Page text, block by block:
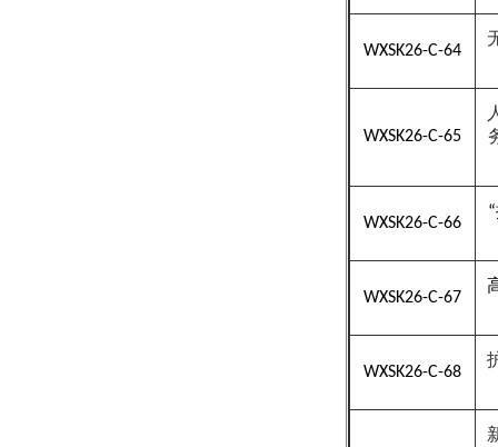
WXSK26-C-64
WXSK26-C-65
WXSK26-C-66
“
WXSK26-C-67
WXSK26-C-68